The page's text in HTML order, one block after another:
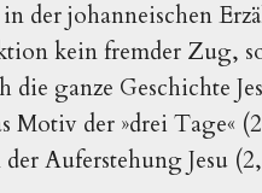
in der johanneischen
kein fremder Zug,
die ganze Geschichte
Motiv der »drei Tage«
Auferstehung Jesu